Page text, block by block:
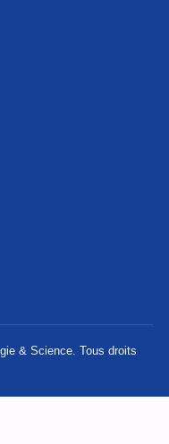
& Science. Tous droits